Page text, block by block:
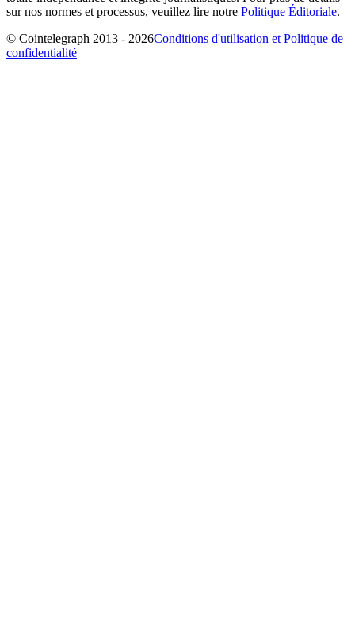
sur nos normes et processus, veuillez lire notre Politique Éditoriale.
© Cointelegraph 2013 - 2026Conditions d'utilisation et Politique de
confidentialité